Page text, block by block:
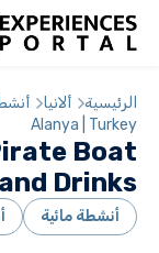
الرئيسية ألانيا
Alanya | Turkey
Boat
Drinks
أنشطة مائية